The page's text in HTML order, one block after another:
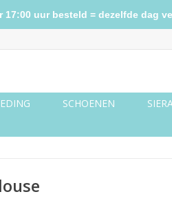
SCHOENEN
uur besteld = dezelfde dag